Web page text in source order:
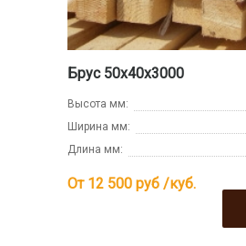
Брус 50х40х3000
Высота мм:
Ширина мм:
Длина мм:
От 12 500 руб /куб.